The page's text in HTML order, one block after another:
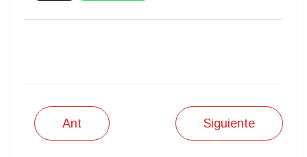
Ant Siguiente